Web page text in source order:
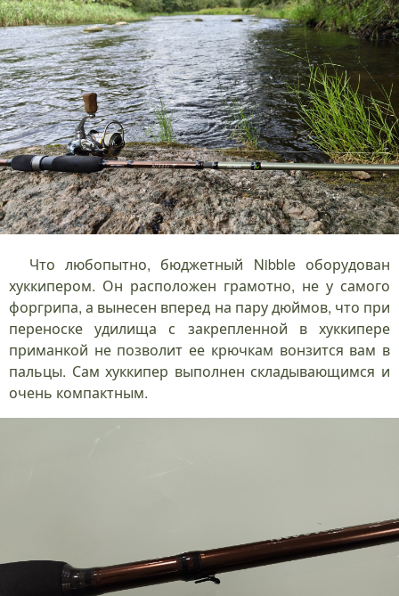
Что любопытно, бюджетный Nibble оборудован
хуккипером. Он расположен грамотно, не у самого
форгрипа, а вынесен вперед на пару дюймов, что при
переноске удилища с закрепленной в хуккипере
приманкой не позволит ее крючкам вонзится вам в
пальцы. Сам хуккипер выполнен складывающимся и
очень компактным.